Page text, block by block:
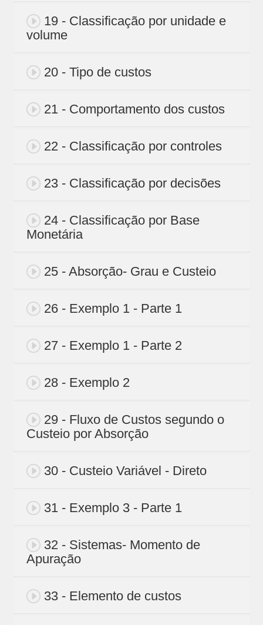
19 - Classificação por unidade e
volume
20 - Tipo de custos
21 - Comportamento dos custos
22 - Classificação por controles
23 - Classificação por decisões
24 - Classificação por Base
Monetária
25 - Absorção- Grau e Custeio
26 - Exemplo 1 - Parte 1
27 - Exemplo 1 - Parte 2
28 - Exemplo 2
29 - Fluxo de Custos segundo o
Custeio por Absorção
30 - Custeio Variável - Direto
31 - Exemplo 3 - Parte 1
32 - Sistemas- Momento de
Apuração
33 - Elemento de custos